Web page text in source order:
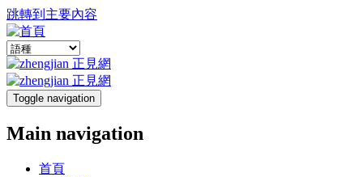
跳轉到主要內容
Toggle navigation
Main navigation
首頁